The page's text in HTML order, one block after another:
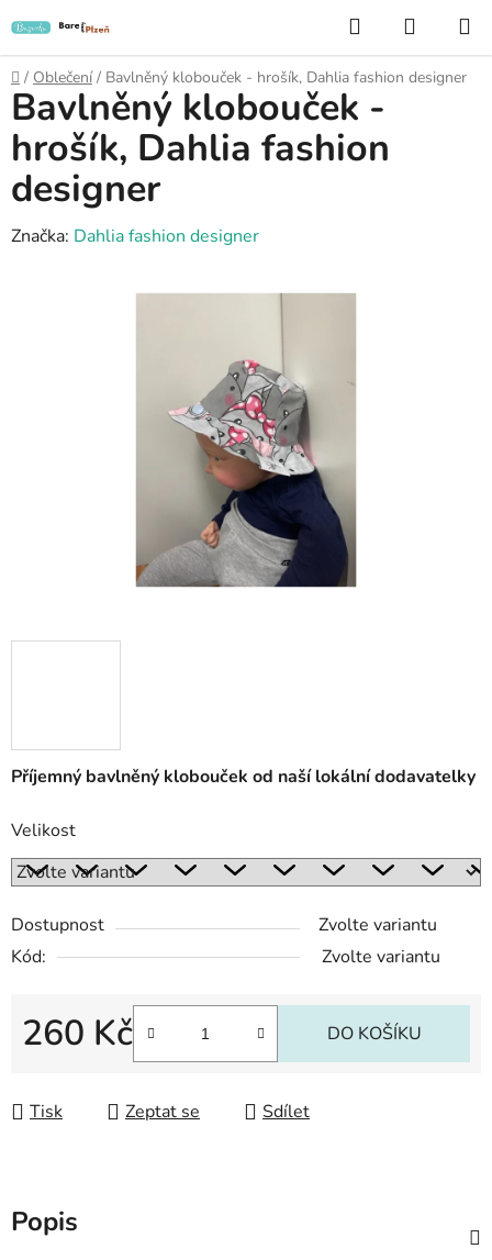
na
obsah
Hledat
KOŠÍK
Domů
/ Oblečení / Bavlněný klobouček - hrošík, Dahlia fashion designer
Příjemný bavlněný klobouček od naší lokální dodavatelky
Velikost
Dostupnost
Zvolte variantu
Kód:
Zvolte variantu
260 Kč DO KOŠÍKU
Tisk Zeptat se Sdílet
Bavlněný klobouček -
hrošík, Dahlia fashion
designer
Značka: Dahlia fashion designer
Popis